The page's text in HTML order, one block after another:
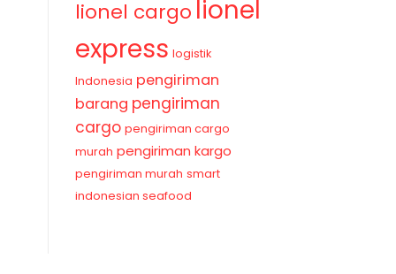
lionel cargo lionel
express logistik
Indonesia pengiriman
barang pengiriman
cargo pengiriman cargo
murah pengiriman kargo
pengiriman murah smart
indonesian seafood